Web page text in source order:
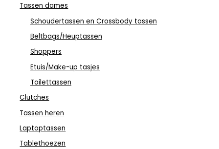
Tassen dames
Schoudertassen en Crossbody tassen
Beltbags/Heuptassen
Shoppers
Etuis/Make-up tasjes
Toilettassen
Clutches
Tassen heren
Laptoptassen
Tablethoezen